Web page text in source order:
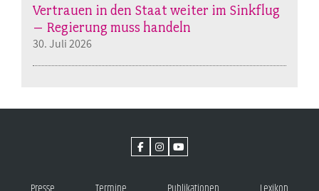
Vertrauen in den Staat weiter im Sinkflug
– Regierung muss handeln
30. Juli 2026